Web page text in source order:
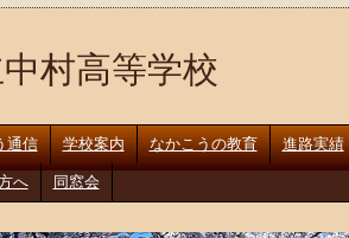
村高等学校
通信 学校案内 なかこうの教育 進路実績
へ 同窓会